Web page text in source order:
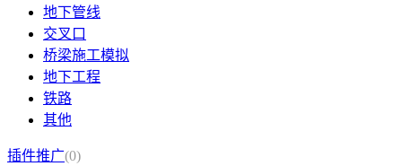
地下管线
交叉口
桥梁施工模拟
地下工程
铁路
其他
插件推广(0)